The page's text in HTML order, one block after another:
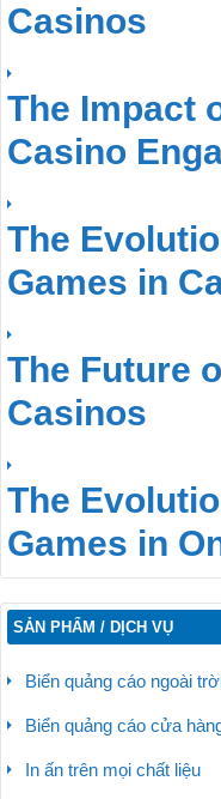
Casinos
The Impact
Casino
The
Games in
The Future
Casinos
The
Games in
SẢN PHẨM / DỊCH VỤ
Biển quảng cáo ngoài
Biển quảng cáo cửa
In ấn trên mọi chất liệu